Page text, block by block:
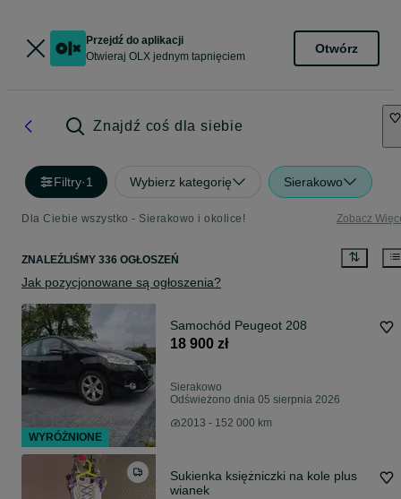
Przejdź do aplikacji
Otwieraj OLX jednym tapnięciem
Otwórz
Znajdź coś dla siebie
Filtry·1 Wybierz kategorię Sierakowo
Dla Ciebie wszystko - Sierakowo i okolice! Zobacz
ZNALEŹLIŚMY 336 OGŁOSZEŃ
Jak pozycjonowane są ogłoszenia?
Samochód Peugeot 208
18 900 zł
Sierakowo
Odświeżono dnia 05 sierpnia 2026
2013 - 152 000 km
Sukienka księżniczki na kole plus
wianek
WYRÓŻNIONE